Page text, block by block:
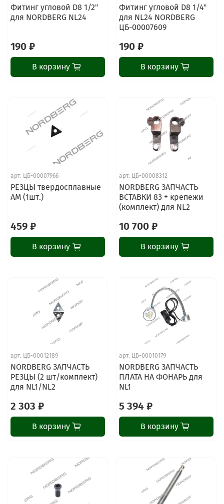
Фитинг угловой D8 1/2"
для NORDBERG NL24
190 ₽
В корзину
Фитинг угловой D8 1/4"
для NL24 NORDBERG
ЦБ-00007609
190 ₽
В корзину
арт. ЦБ-00007966
РЕЗЦЫ твердосплавные
AM (1шт.)
459 ₽
В корзину
арт. ЦБ-00008312
NORDBERG ЗАПЧАСТЬ
ВСТАВКИ 83 + крепежи
(комплект) для NL2
10 700 ₽
В корзину
арт. ЦБ-00012189
NORDBERG ЗАПЧАСТЬ
РЕЗЦЫ (2 шт/комплект)
для NL1/NL2
2 303 ₽
В корзину
арт. ЦБ-00010179
NORDBERG ЗАПЧАСТЬ
ПЛАТА НА ФОНАРЬ для
NL1
5 394 ₽
В корзину